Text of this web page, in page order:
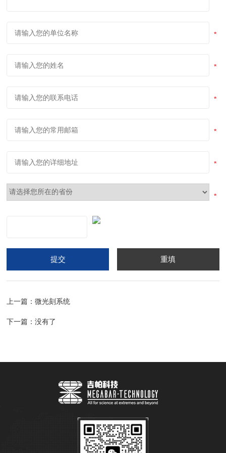
上一篇：微光刻系统
下一篇：没有了